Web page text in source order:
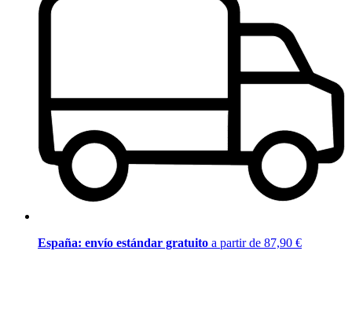
España: envío estándar gratuito a partir de 87,90 €